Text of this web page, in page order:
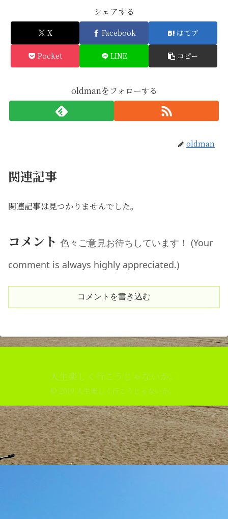
シェアする
X Facebook はてブ
Pocket LINE コピー
oldmanをフォローする
oldman
関連記事
関連記事は見つかりませんでした。
コメント 色々ご意見お待ちしています！ (Your
comment is always highly appreciated.)
コメントを書き込む
人生楽しく行こうじゃないか。
© 2019 人生楽しく行こうじゃないか。.